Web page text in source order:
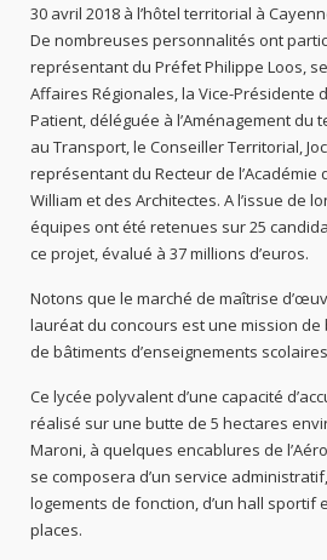
30 avril 2018 à l’hôtel territorial à
De nombreuses personnalités ont
représentant du Préfet Philippe Loos,
Affaires Régionales, la Vice-Présidente
Patient, déléguée à l’Aménagement du
au Transport, le Conseiller Territorial,
représentant du Recteur de l’Académie
William et des Architectes. A l’issue de
équipes ont été retenues sur 25
ce projet, évalué à 37 millions d’euros.
Notons que le marché de maîtrise
lauréat du concours est une mission
de bâtiments d’enseignements
Ce lycée polyvalent d’une capacité
réalisé sur une butte de 5 hectares
Maroni, à quelques encablures de
se composera d’un service
logements de fonction, d’un hall sportif
places.